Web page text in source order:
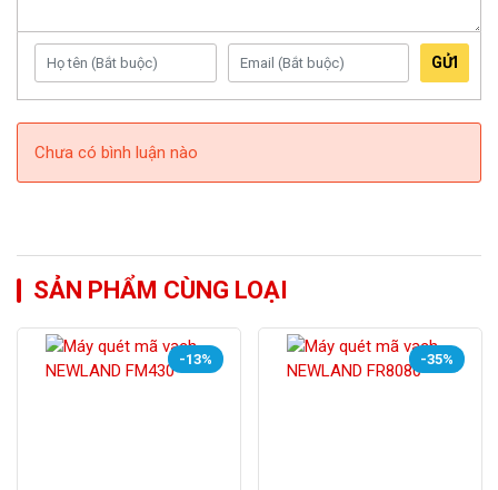
GỬI
Chưa có bình luận nào
SẢN PHẨM CÙNG LOẠI
-13% -35%